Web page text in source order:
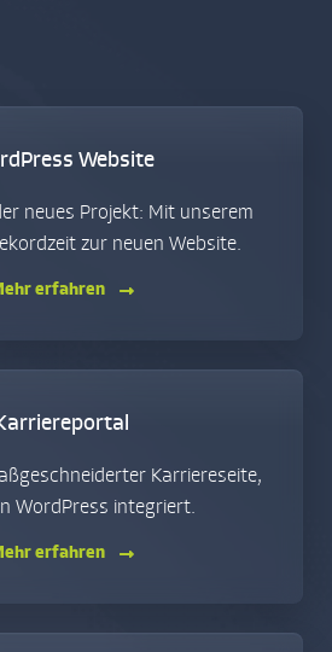
Website
neues Projekt: Mit unserem
zur neuen Website.
erfahren
Karriereseite,
WordPress integriert.
erfahren